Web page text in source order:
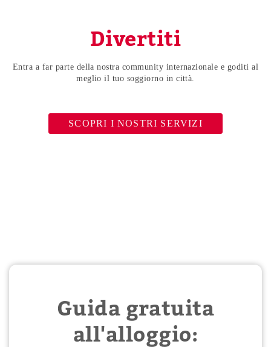
Divertiti
Entra a far parte della nostra community internazionale e goditi al
meglio il tuo soggiorno in città.
SCOPRI I NOSTRI SERVIZI
Guida gratuita
all'alloggio: